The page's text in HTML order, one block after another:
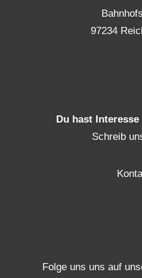
97234
Du hast
Schreib
Folge uns uns auf